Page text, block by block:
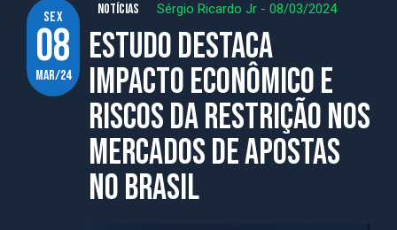
sex
08
mar/24
NOTÍCIAS Sérgio Ricardo Jr - 08/03/2024
Estudo destaca
impacto econômico e
riscos da restrição nos
mercados de apostas
no Brasil